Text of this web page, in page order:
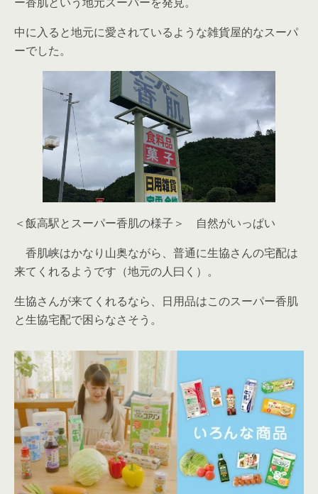
中に入ると地元に愛されているような雑貨屋的なスーパ
ーでした。
＜飯高駅とスーパー香肌の様子＞ 自然がいっぱい
香肌峡はかなり山奥ながら、普通に生協さんの宅配は
来てくれるようです（地元の人曰く）。
生協さんが来てくれるなら、日用品はこのスーパー香肌
と生協宅配で困らなさそう。